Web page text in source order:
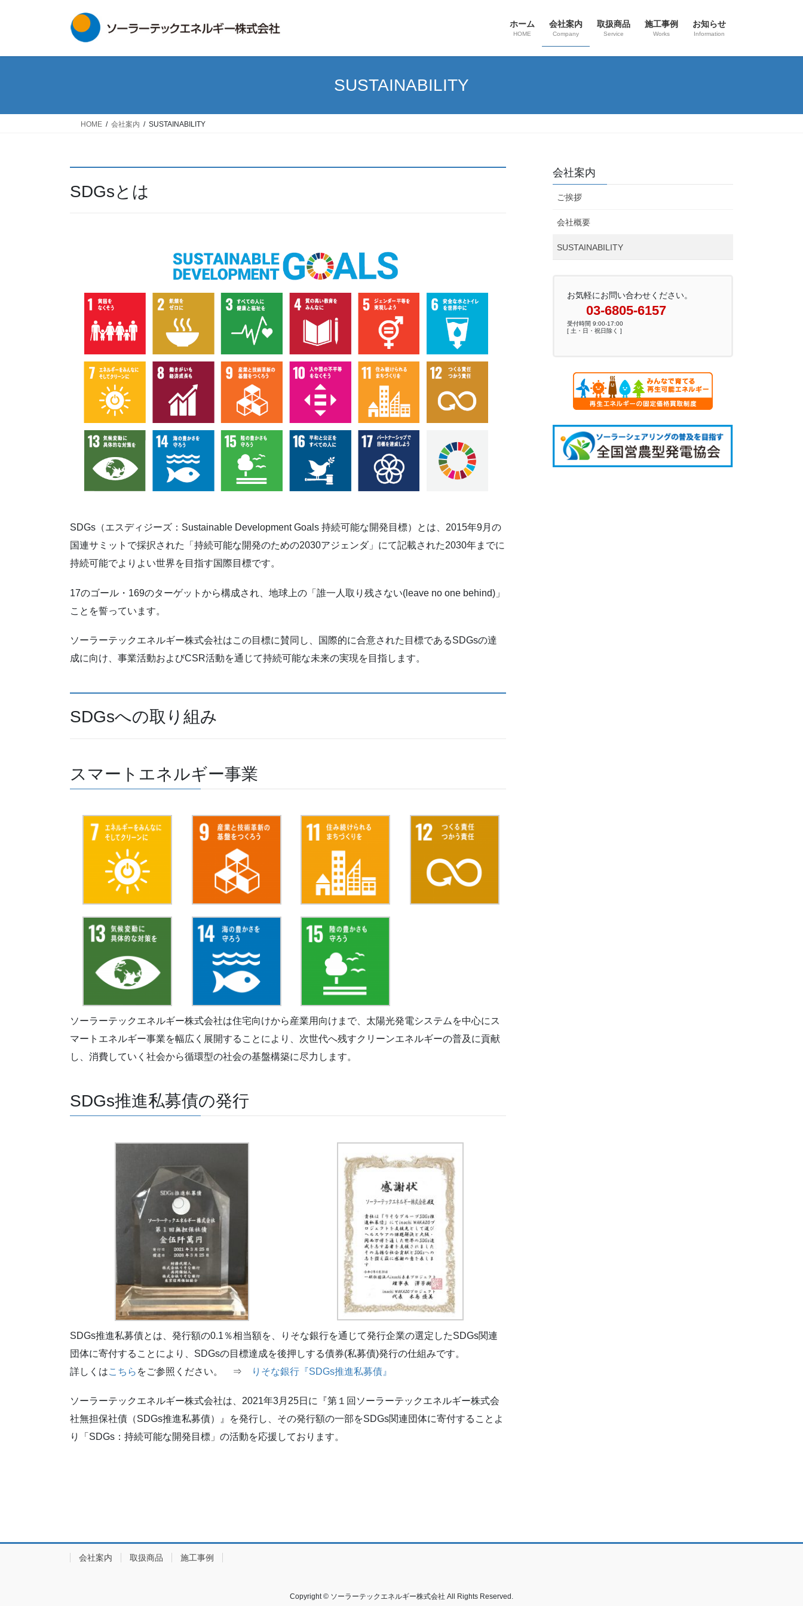
ホーム
HOME
会社案内
Company
取扱商品
Service
施工事例
Works
お知らせ
Information
SUSTAINABILITY
HOME 会社案内 SUSTAINABILITY
SDGsとは
SDGs（エスディジーズ：Sustainable Development Goals 持続可能な開発目標）とは、2015年9月の
国連サミットで採択された「持続可能な開発のための2030アジェンダ」にて記載された2030年までに
持続可能でよりよい世界を目指す国際目標です。
17のゴール・169のターゲットから構成され、地球上の「誰一人取り残さない(leave no one behind)」
ことを誓っています。
ソーラーテックエネルギー株式会社はこの目標に賛同し、国際的に合意された目標であるSDGsの達
成に向け、事業活動およびCSR活動を通じて持続可能な未来の実現を目指します。
SDGsへの取り組み
スマートエネルギー事業
ソーラーテックエネルギー株式会社は住宅向けから産業用向けまで、太陽光発電システムを中心にス
マートエネルギー事業を幅広く展開することにより、次世代へ残すクリーンエネルギーの普及に貢献
し、消費していく社会から循環型の社会の基盤構築に尽力します。
SDGs推進私募債の発行
SDGs推進私募債とは、発行額の0.1％相当額を、りそな銀行を通じて発行企業の選定したSDGs関連
団体に寄付することにより、SDGsの目標達成を後押しする債券(私募債)発行の仕組みです。
詳しくはこちら をご参照ください。 ⇒ りそな銀行『SDGs推進私募債』
ソーラーテックエネルギー株式会社は、2021年3月25日に『第１回ソーラーテックエネルギー株式会
社無担保社債（SDGs推進私募債）』を発行し、その発行額の一部をSDGs関連団体に寄付することよ
り「SDGs：持続可能な開発目標」の活動を応援しております。
会社案内
ご挨拶
会社概要
SUSTAINABILITY
お気軽にお問い合わせください。
03-6805-6157
受付時間 9:00-17:00
[ 土・日・祝日除く ]
会社案内 取扱商品 施工事例
Copyright © ソーラーテックエネルギー株式会社 All Rights Reserved.